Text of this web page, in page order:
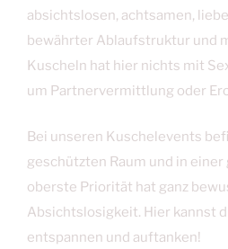
absichtslosen, achtsamen,
bewährter Ablaufstruktur und
Kuscheln hat hier nichts mit
um Partnervermittlung oder
Bei unseren Kuschelevents
geschützten Raum und in
oberste Priorität hat ganz
Absichtslosigkeit. Hier kannst
entspannen und auftanken!